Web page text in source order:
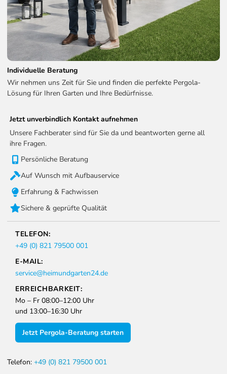
LED-4080-WSS
Technische Informationen zum LED Kits:
LED-Helligkeit:
LED-Eingang:
24V DC / 150W
Reichweite der Fernbedienung:
100m
Empfangsfrequenz (RF):
868,35 MHz
Empfangsbandbreite (RF):
Schutzart:
Individuelle Beratung
Wir nehmen uns Zeit für Sie und finden die perfekte Pergola-
Lösung für Ihren Garten und Ihre Bedürfnisse.
Jetzt unverbindlich Kontakt aufnehmen
Unsere Fachberater sind für Sie da und beantworten gerne all
ihre Fragen.
Persönliche Beratung
Auf Wunsch mit Aufbauservice
Erfahrung & Fachwissen
Sichere & geprüfte Qualität
TELEFON:
+49 (0) 821 79500 001
E-MAIL:
service@heimundgarten24.de
ERREICHBARKEIT:
Mo – Fr 08:00–12:00 Uhr
und 13:00–16:30 Uhr
Jetzt Pergola-Beratung starten
Telefon: +49 (0) 821 79500 001